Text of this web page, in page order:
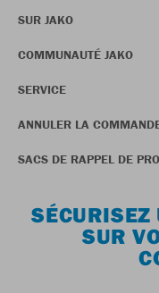
SUR JAKO
COMMUNAUTÉ JAKO
SERVICE
ANNULER LA
SACS DE RAPPEL DE
SÉCURISEZ
SUR